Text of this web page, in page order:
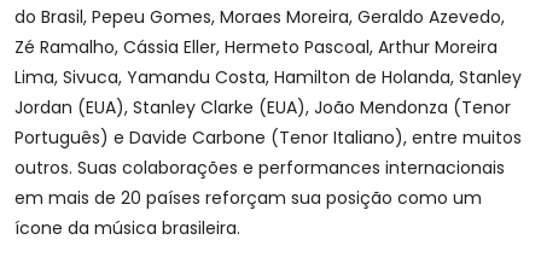
do Brasil, Pepeu Gomes, Moraes Moreira, Geraldo Azevedo,
Zé Ramalho, Cássia Eller, Hermeto Pascoal, Arthur Moreira
Lima, Sivuca, Yamandu Costa, Hamilton de Holanda, Stanley
Jordan (EUA), Stanley Clarke (EUA), João Mendonza (Tenor
Português) e Davide Carbone (Tenor Italiano), entre muitos
outros. Suas colaborações e performances internacionais
em mais de 20 países reforçam sua posição como um
ícone da música brasileira.